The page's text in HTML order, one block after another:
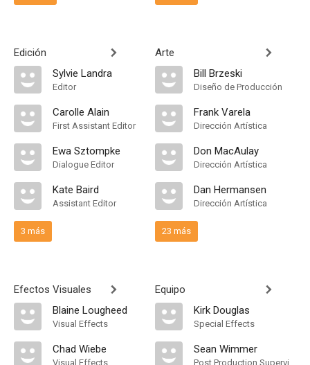
Edición
Sylvie Landra
Editor
Carolle Alain
First Assistant Editor
Ewa Sztompke
Dialogue Editor
Kate Baird
Assistant Editor
3 más
Efectos Visuales
Blaine Lougheed
Visual Effects
Chad Wiebe
Visual Effects
Arte
Bill Brzeski
Diseño de Producción
Frank Varela
Dirección Artística
Don MacAulay
Dirección Artística
Dan Hermansen
Dirección Artística
23 más
Equipo
Kirk Douglas
Special Effects
Sean Wimmer